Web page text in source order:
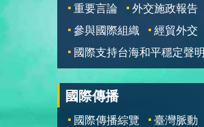
重要言論 外交施政報告
參與國際組織
經貿外交
國際支持台海和平穩定聲明
國際傳播
國際傳播綜覽 臺灣脈動